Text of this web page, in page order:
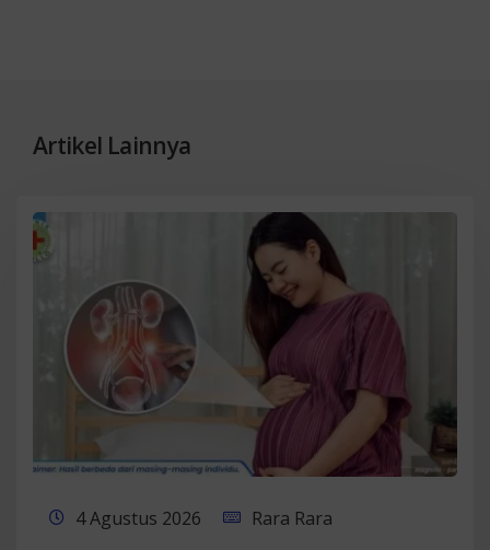
Artikel Lainnya
4 Agustus 2026 Rara Rara